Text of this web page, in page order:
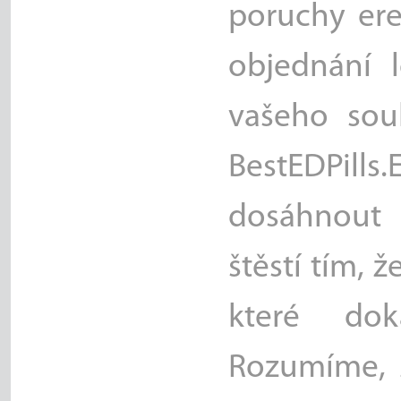
poruchy
objednání
vašeho
štěstí tím,
které